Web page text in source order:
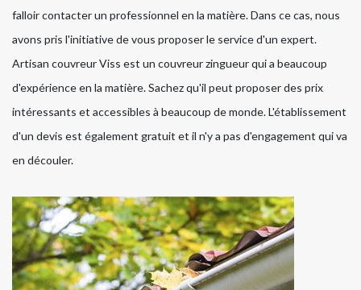
falloir contacter un professionnel en la matière. Dans ce cas, nous
avons pris l'initiative de vous proposer le service d'un expert.
Artisan couvreur Viss est un couvreur zingueur qui a beaucoup
d'expérience en la matière. Sachez qu'il peut proposer des prix
intéressants et accessibles à beaucoup de monde. L'établissement
d'un devis est également gratuit et il n'y a pas d'engagement qui va
en découler.